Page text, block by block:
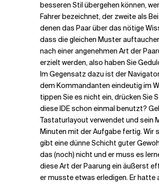
besseren Stil übergehen können,
Fahrer bezeichnet, der zweite als
denen das Paar über das nötige
dass die gleichen Muster
nach einer angenehmen Art der
erzielt werden, also haben Sie
Im Gegensatz dazu ist der
dem Kommandanten eindeutig im
tippen Sie es nicht ein, drücken Sie
diese IDE schon einmal benutzt?
Tastaturlayout verwendet und sein
Minuten mit der Aufgabe fertig. Wir
gibt eine dünne Schicht guter
das (noch) nicht und er muss es
diese Art der Paarung ein äußerst
er musste etwas erledigen. Er hatte